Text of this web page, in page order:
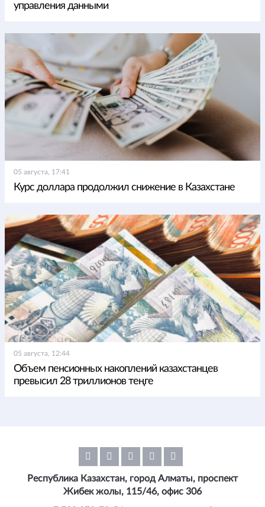
управления данными
05 августа, 17:41
Курс доллара продолжил снижение в Казахстане
05 августа, 12:44
Объем пенсионных накоплений казахстанцев
превысил 28 триллионов теңге
Республика Казахстан, город Алматы, проспект
Жибек жолы, 115/46, офис 306